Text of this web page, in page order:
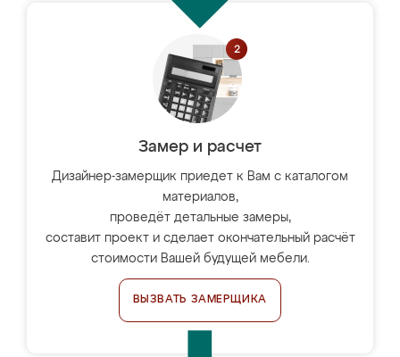
Замер и расчет
Дизайнер-замерщик приедет к Вам с каталогом
материалов,
проведёт детальные замеры,
составит проект и сделает окончательный расчёт
стоимости Вашей будущей мебели.
ВЫЗВАТЬ ЗАМЕРЩИКА